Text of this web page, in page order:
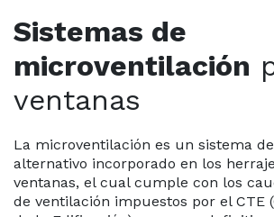
Sistemas de
microventilación
ventanas
La microventilación es un sistema
alternativo incorporado en los
ventanas, el cual cumple con los
de ventilación impuestos por el CTE